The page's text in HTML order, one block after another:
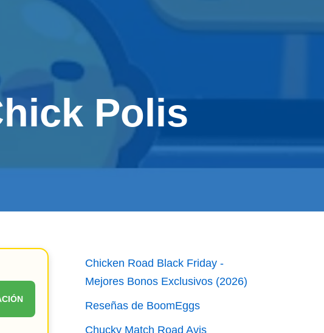
Polis
Chicken Road Black Friday -
Mejores Bonos Exclusivos (2026)
Reseñas de BoomEggs
Chucky Match Road Avis